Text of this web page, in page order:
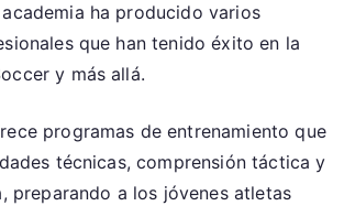
ha producido varios
que han tenido éxito en la
y más allá.
programas de entrenamiento que
técnicas, comprensión táctica y
preparando a los jóvenes atletas